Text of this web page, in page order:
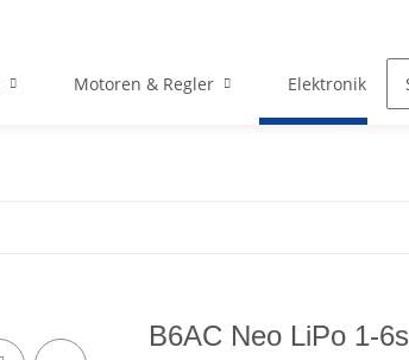
Motoren & Regler Elektronik
B6AC Neo LiPo 1-6s